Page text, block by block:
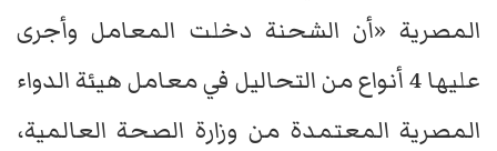
المصرية «أن الشحنة دخلت المعامل وأجرى
عليها 4 أنواع من التحاليل في معامل هيئة الدواء
المصرية المعتمدة من وزارة الصحة العالمية،